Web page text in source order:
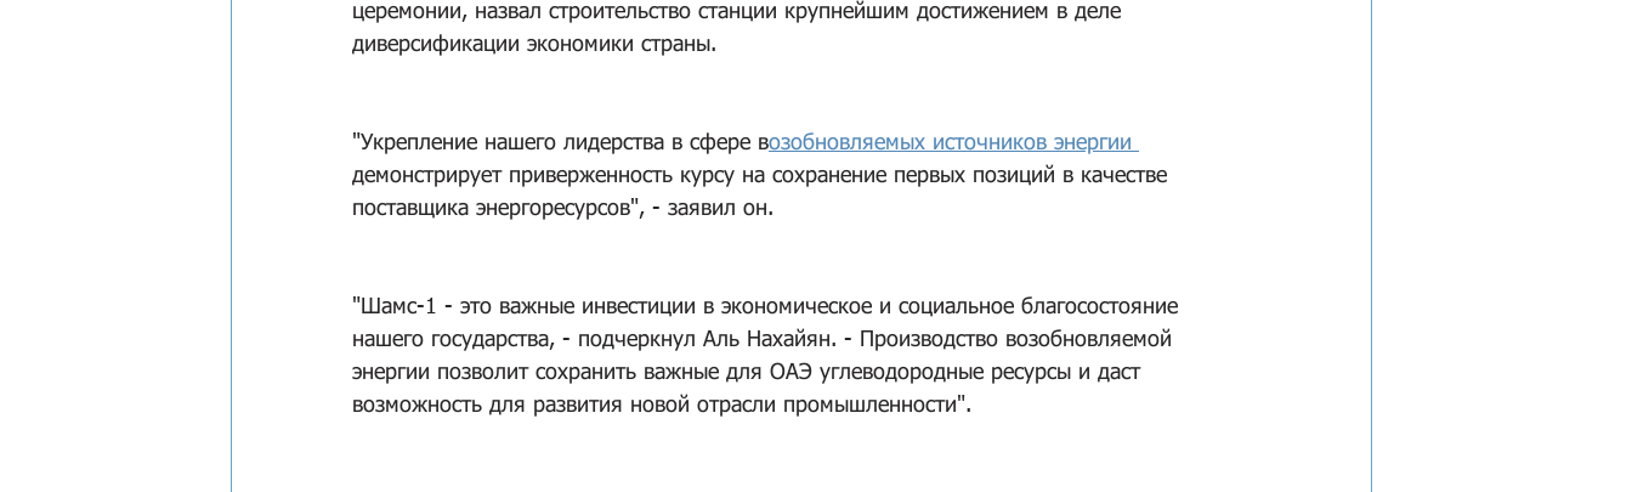
церемонии, назвал строительство станции крупнейшим достижением в деле
диверсификации экономики страны.
"Укрепление нашего лидерства в сфере возобновляемых источников энергии
демонстрирует приверженность курсу на сохранение первых позиций в качестве
поставщика энергоресурсов", - заявил он.
"Шамс-1 - это важные инвестиции в экономическое и социальное благосостояние
нашего государства, - подчеркнул Аль Нахайян. - Производство возобновляемой
энергии позволит сохранить важные для ОАЭ углеводородные ресурсы и даст
возможность для развития новой отрасли промышленности".